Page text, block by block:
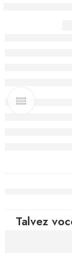
Talvez